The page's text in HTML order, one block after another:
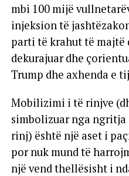
mbi 100 mijë
injeksion të
parti të krahut të majtë
dekurajuar dhe
Trump dhe axhenda e
Mobilizimi i të rinjve
simbolizuar nga ngritja
rinj) është një aset i
por nuk mund të
një vend thellësisht i